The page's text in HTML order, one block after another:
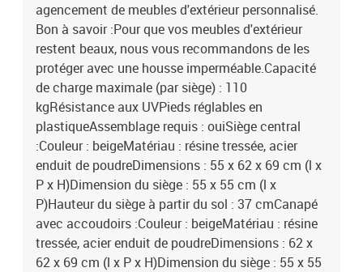
agencement de meubles d'extérieur personnalisé.
Bon à savoir :Pour que vos meubles d'extérieur
restent beaux, nous vous recommandons de les
protéger avec une housse imperméable.Capacité
de charge maximale (par siège) : 110
kgRésistance aux UVPieds réglables en
plastiqueAssemblage requis : ouiSiège central
:Couleur : beigeMatériau : résine tressée, acier
enduit de poudreDimensions : 55 x 62 x 69 cm (l x
P x H)Dimension du siège : 55 x 55 cm (l x
P)Hauteur du siège à partir du sol : 37 cmCanapé
avec accoudoirs :Couleur : beigeMatériau : résine
tressée, acier enduit de poudreDimensions : 62 x
62 x 69 cm (l x P x H)Dimension du siège : 55 x 55